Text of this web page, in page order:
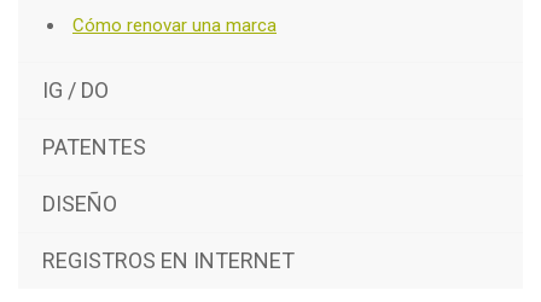
Cómo renovar una marca
IG / DO
PATENTES
DISEÑO
REGISTROS EN INTERNET